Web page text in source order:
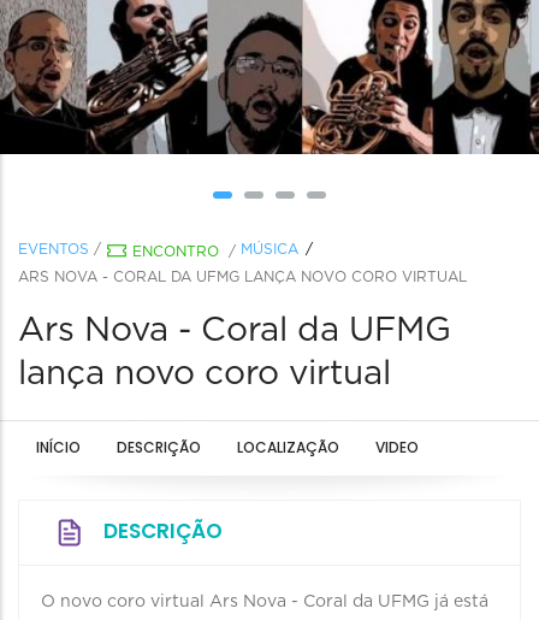
EVENTOS / ENCONTRO / MÚSICA
ARS NOVA - CORAL DA UFMG LANÇA NOVO CORO VIRTUAL
Ars Nova - Coral da UFMG
lança novo coro virtual
INÍCIO DESCRIÇÃO LOCALIZAÇÃO VIDEO
DESCRIÇÃO
O novo coro virtual Ars Nova - Coral da UFMG já está